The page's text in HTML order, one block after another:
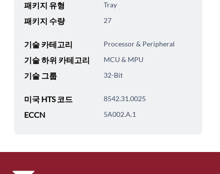
패키지 유형 Tray
패키지 수량 27
기술 카테고리 Processor & Peripheral
기술 하위 카테고리 MCU & MPU
기술 그룹 32-Bit
미국 HTS 코드 8542.31.0025
ECCN 5A002.A.1